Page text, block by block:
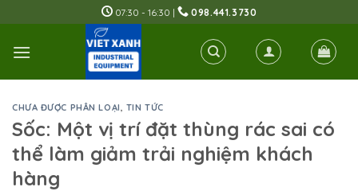
to
content
07:30 - 16:30 | 098.441.3730
CHƯA ĐƯỢC PHÂN LOẠI, TIN TỨC
Sốc: Một vị trí đặt thùng rác sai có
thể làm giảm trải nghiệm khách
hàng